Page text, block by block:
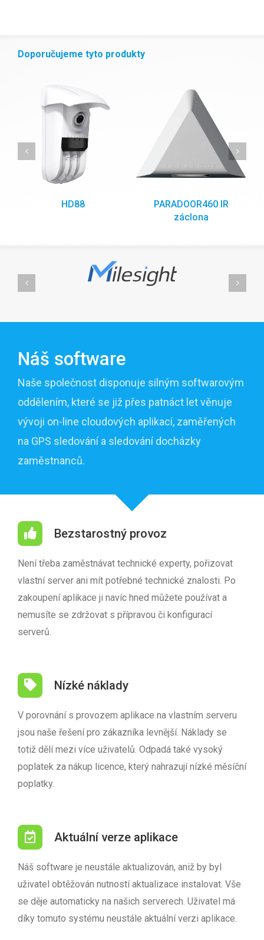
Doporučujeme tyto produkty
HD88
PARADOOR460 IR
záclona
Náš software
Naše společnost disponuje silným softwarovým
oddělením, které se již přes patnáct let věnuje
vývoji on-line cloudových aplikací, zaměřených
na GPS sledování a sledování docházky
zaměstnanců.
Bezstarostný provoz
Není třeba zaměstnávat technické experty, pořizovat
vlastní server ani mít potřebné technické znalosti. Po
zakoupení aplikace ji navíc hned můžete používat a
nemusíte se zdržovat s přípravou či konfigurací
serverů.
Nízké náklady
V porovnání s provozem aplikace na vlastním serveru
jsou naše řešení pro zákazníka levnější. Náklady se
totiž dělí mezi více uživatelů. Odpadá také vysoký
poplatek za nákup licence, který nahrazují nízké měsíční
poplatky.
Aktuální verze aplikace
Náš software je neustále aktualizován, aniž by byl
uživatel obtěžován nutností aktualizace instalovat. Vše
se děje automaticky na našich serverech. Uživatel má
díky tomuto systému neustále aktuální verzi aplikace.